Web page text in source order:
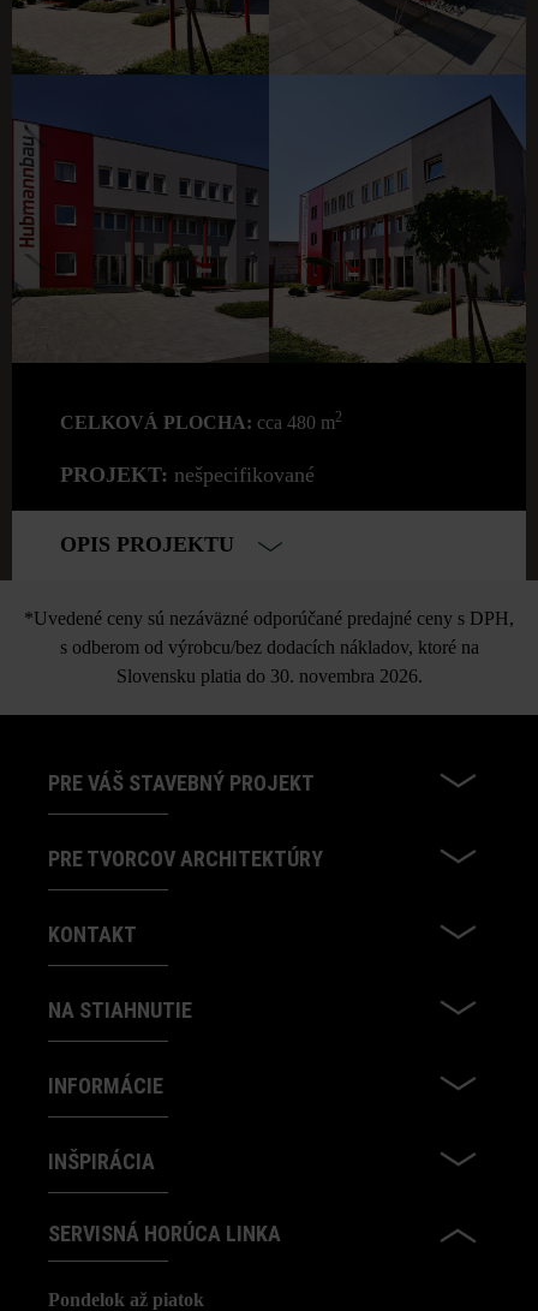
CELKOVÁ PLOCHA: cca 480 m2
PROJEKT: nešpecifikované
OPIS PROJEKTU
*Uvedené ceny sú nezáväzné odporúčané predajné ceny s DPH,
s odberom od výrobcu/bez dodacích nákladov, ktoré na
Slovensku platia do 30. novembra 2026.
PRE VÁŠ STAVEBNÝ PROJEKT
PRE TVORCOV ARCHITEKTÚRY
KONTAKT
NA STIAHNUTIE
INFORMÁCIE
INŠPIRÁCIA
SERVISNÁ HORÚCA LINKA
Pondelok až piatok